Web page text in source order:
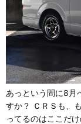
あっという間に8月
すか？ ＣＲＳも、
ってるのはここだ